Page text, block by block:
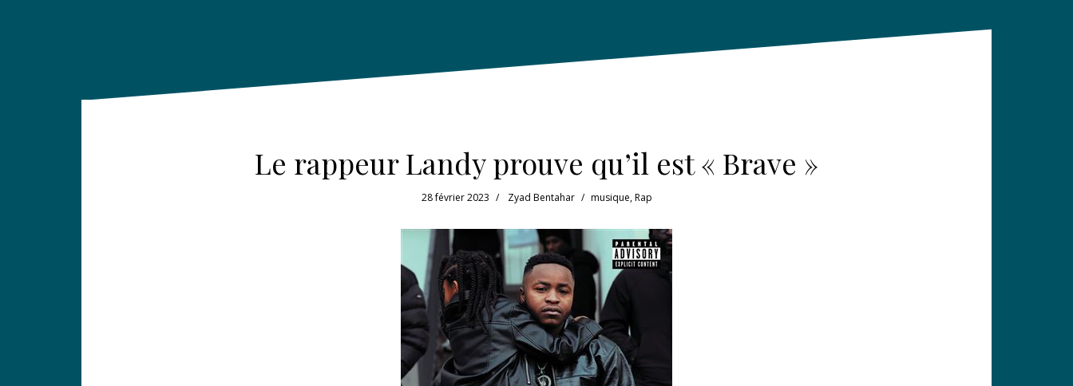
Le rappeur Landy prouve qu’il est « Brave »
28 février 2023 Zyad Bentahar musique,Rap